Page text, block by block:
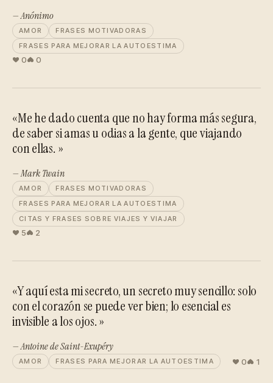
— Anónimo
AMOR
FRASES MOTIVADORAS
FRASES PARA MEJORAR LA AUTOESTIMA
0 0
«Me he dado cuenta que no hay forma más segura,
de saber si amas u odias a la gente, que viajando
con ellas. »
— Mark Twain
AMOR
FRASES MOTIVADORAS
FRASES PARA MEJORAR LA AUTOESTIMA
CITAS Y FRASES SOBRE VIAJES Y VIAJAR
5 2
«Y aquí esta mi secreto, un secreto muy sencillo: solo
con el corazón se puede ver bien; lo esencial es
invisible a los ojos. »
— Antoine de Saint-Exupéry
AMOR FRASES PARA MEJORAR LA AUTOESTIMA 0 1